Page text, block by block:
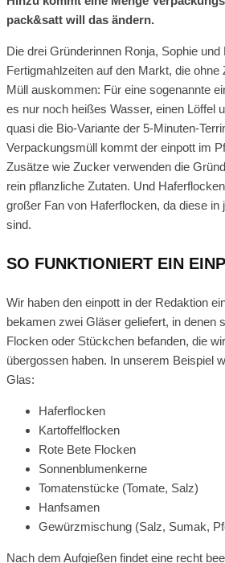
pack&satt will das ändern.
Die drei Gründerinnen Ronja, Sophie und
Fertigmahlzeiten auf den Markt, die ohne
Müll auskommen: Für eine sogenannte
es nur noch heißes Wasser, einen Löffel
quasi die Bio-Variante der 5-Minuten-
Verpackungsmüll kommt der einpott im
Zusätze wie Zucker verwenden die
rein pflanzliche Zutaten. Und
großer Fan von Haferflocken, da diese in
sind.
SO FUNKTIONIERT EIN
Wir haben den einpott in der Redaktion
bekamen zwei Gläser geliefert, in denen
Flocken oder Stückchen befanden, die
übergossen haben. In unserem Beispiel
Glas:
Haferflocken
Kartoffelflocken
Rote Bete Flocken
Sonnenblumenkerne
Tomatenstücke (Tomate, Salz)
Hanfsamen
Gewürzmischung (Salz, Sumak,
Nach dem Aufgießen findet eine recht